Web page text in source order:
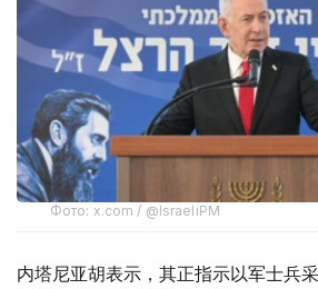
Фото: x.com / @IsraeliPM
内塔尼亚胡表示，其正指示以军士兵